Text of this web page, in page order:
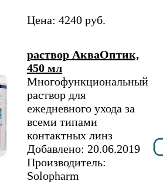
Цена: 4240 руб.
раствор АкваОптик,
450 мл
Многофункциональный
раствор для
ежедневного ухода за
всеми типами
контактных линз
Добавлено: 20.06.2019
Производитель:
Solopharm